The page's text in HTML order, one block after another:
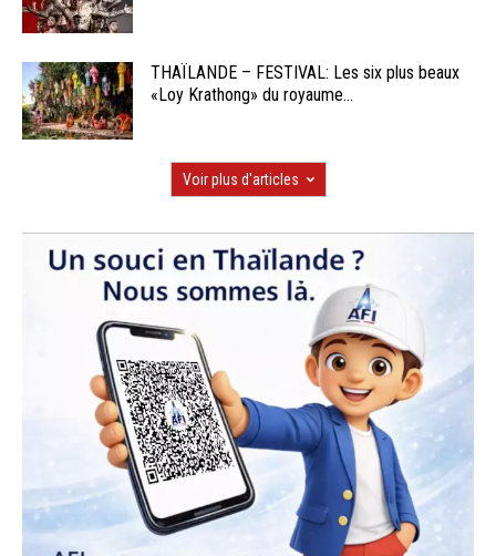
THAÏLANDE – FESTIVAL: Les six plus beaux
«Loy Krathong» du royaume...
Voir plus d'articles